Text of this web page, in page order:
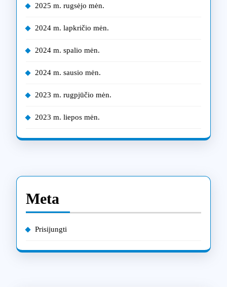
2025 m. rugsėjo mėn.
2024 m. lapkričio mėn.
2024 m. spalio mėn.
2024 m. sausio mėn.
2023 m. rugpjūčio mėn.
2023 m. liepos mėn.
Meta
Prisijungti